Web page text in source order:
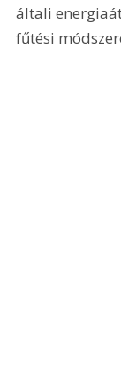
általi
fűtési